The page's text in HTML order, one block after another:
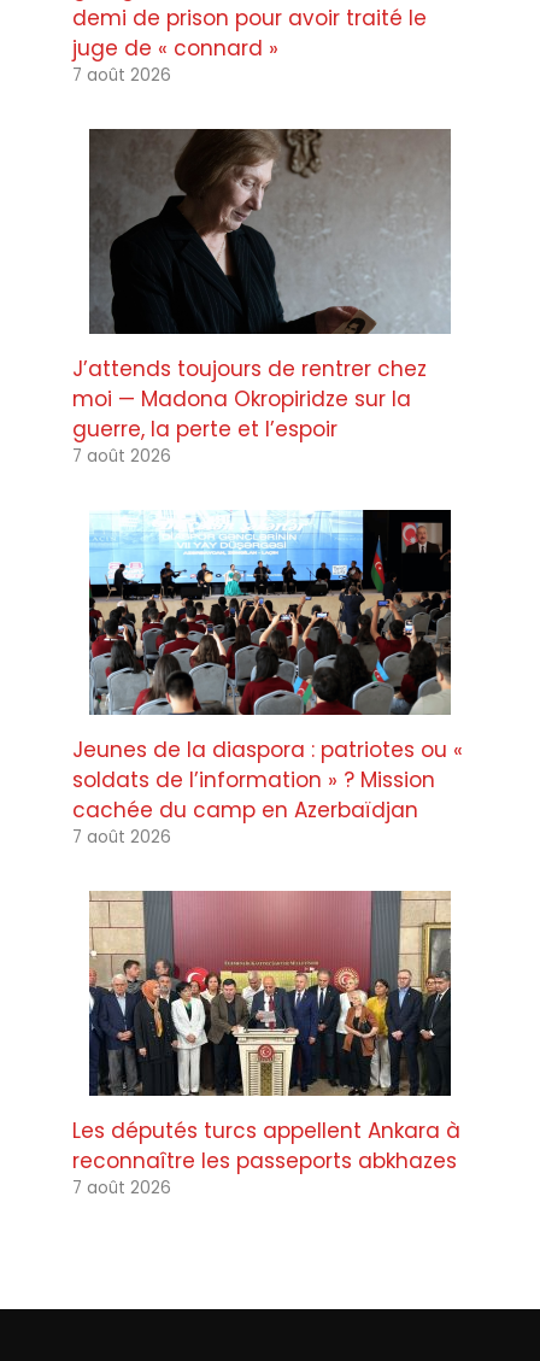
demi de prison pour avoir traité le
juge de « connard »
7 août 2026
J’attends toujours de rentrer chez
moi — Madona Okropiridze sur la
guerre, la perte et l’espoir
7 août 2026
Jeunes de la diaspora : patriotes ou «
soldats de l’information » ? Mission
cachée du camp en Azerbaïdjan
7 août 2026
Les députés turcs appellent Ankara à
reconnaître les passeports abkhazes
7 août 2026